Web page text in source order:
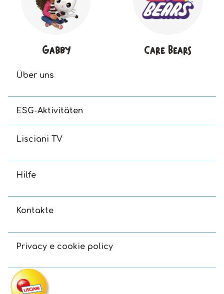
Gabby Care Bears
Über uns
ESG-Aktivitäten
Lisciani TV
Hilfe
Kontakte
Privacy e cookie policy